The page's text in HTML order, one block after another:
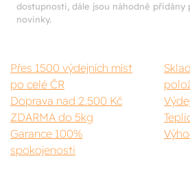
dostupnosti, dále jsou náhodně přidány
novinky.
Přes 1500 výdejních míst
po celé ČR
Doprava nad 2.500 Kč
ZDARMA do 5kg
Garance 100%
spokojenosti